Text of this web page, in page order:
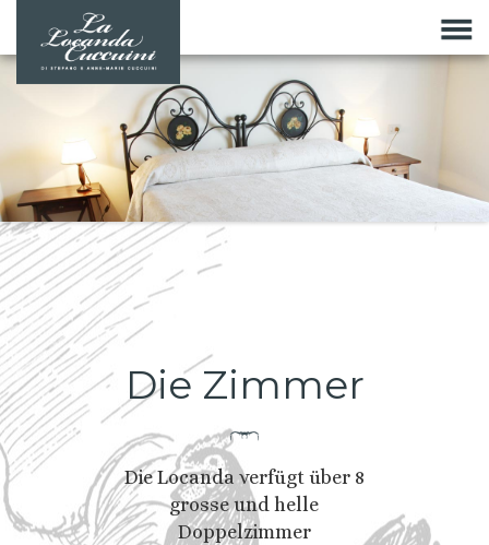
Die Zimmer
Die Locanda verfügt über 8
grosse und helle
Doppelzimmer